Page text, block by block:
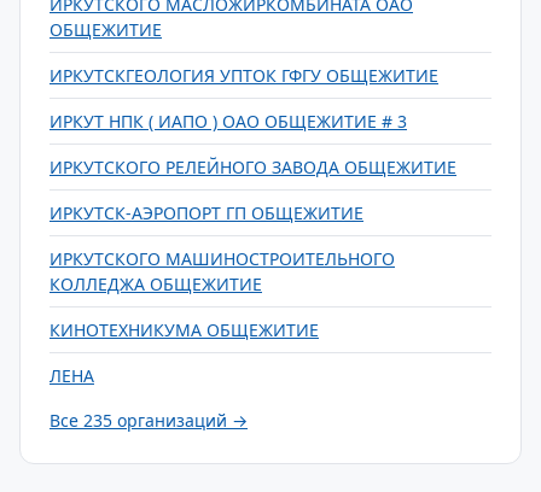
ОБЩЕЖИТИЕ
ИРКУТСКГЕОЛОГИЯ УПТОК ГФГУ ОБЩЕЖИТИЕ
ИРКУТ НПК ( ИАПО ) ОАО ОБЩЕЖИТИЕ # 3
ИРКУТСКОГО РЕЛЕЙНОГО ЗАВОДА ОБЩЕЖИТИЕ
ИРКУТСК-АЭРОПОРТ ГП ОБЩЕЖИТИЕ
ИРКУТСКОГО МАШИНОСТРОИТЕЛЬНОГО
КОЛЛЕДЖА ОБЩЕЖИТИЕ
КИНОТЕХНИКУМА ОБЩЕЖИТИЕ
ЛЕНА
Все 235 организаций →